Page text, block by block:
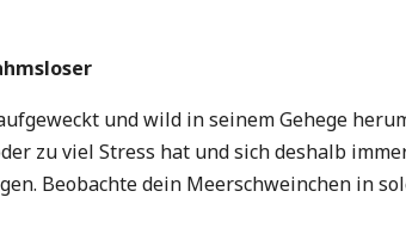
und wild in seinem Gehege
zu viel Stress hat und sich deshalb
Beobachte dein Meerschweinchen in